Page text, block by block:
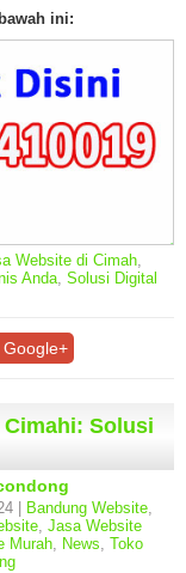
ini:
Website di Cimah,
Anda, Solusi Digital
Google+
Solusi
| Bandung Website,
, Jasa Website
Murah, News, Toko